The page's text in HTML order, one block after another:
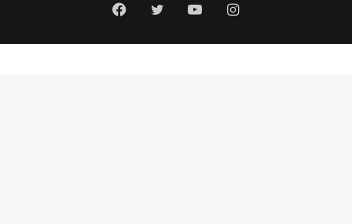
Facebook
Twitter YouTubeInstagram